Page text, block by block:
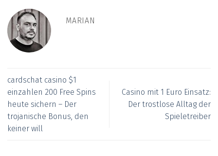
MARIAN
cardschat casino $1
einzahlen 200 Free Spins
heute sichern – Der
trojanische Bonus, den
keiner will
Casino mit 1 Euro Einsatz:
Der trostlose Alltag der
Spieletreiber